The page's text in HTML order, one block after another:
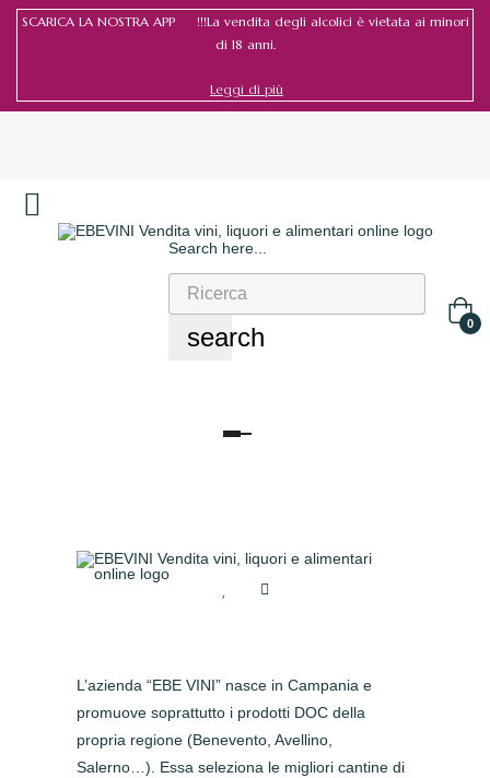
SCARICA LA NOSTRA APP !!!La vendita degli alcolici è vietata ai minori
di 18 anni.
Leggi di più
Search here...
search 0
navigazione
L’azienda “EBE VINI” nasce in Campania e
promuove soprattutto i prodotti DOC della
propria regione (Benevento, Avellino,
Salerno…). Essa seleziona le migliori cantine di